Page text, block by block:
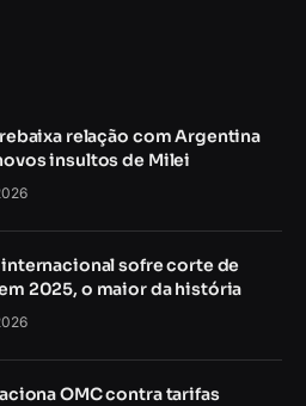
relação com Argentina
insultos de Milei
sofre corte de
em 2025, o maior da história
OMC contra tarifas